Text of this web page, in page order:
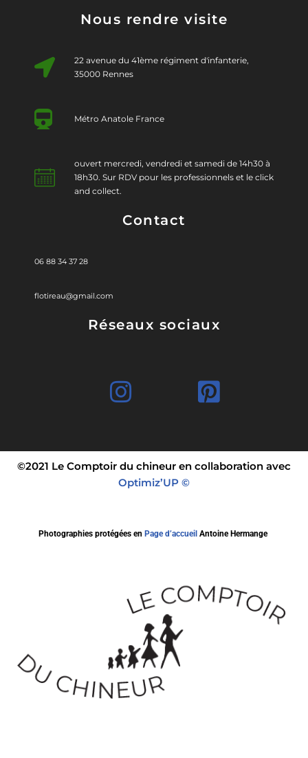
Nous rendre visite
22 avenue du 41ème régiment d'infanterie,
35000 Rennes
Métro Anatole France
ouvert mercredi, vendredi et samedi de 14h30 à
18h30. Sur RDV pour les professionnels et le click
and collect.
Contact
06 88 34 37 28
flotireau@gmail.com
Réseaux sociaux
©2021 Le Comptoir du chineur en collaboration avec
Optimiz’UP ©
Photographies protégées en Page d’accueil Antoine Hermange